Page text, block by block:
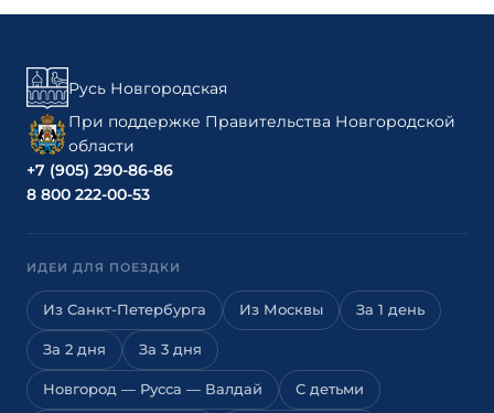
Русь Новгородская
При поддержке Правительства Новгородской
области
+7 (905) 290-86-86
8 800 222-00-53
ИДЕИ ДЛЯ ПОЕЗДКИ
Из Санкт-Петербурга Из Москвы За 1 день
За 2 дня За 3 дня
Новгород — Русса — Валдай С детьми